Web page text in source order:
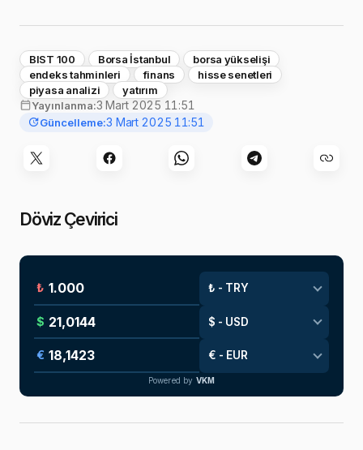
BIST 100 Borsa İstanbul
borsa yükselişi
endeks tahminleri
finans
hisse senetleri
piyasa analizi
yatırım
Yayınlanma:3 Mart 2025 11:51
Güncelleme:3 Mart 2025 11:51
Döviz Çevirici
₺
$
€
Powered by VKM